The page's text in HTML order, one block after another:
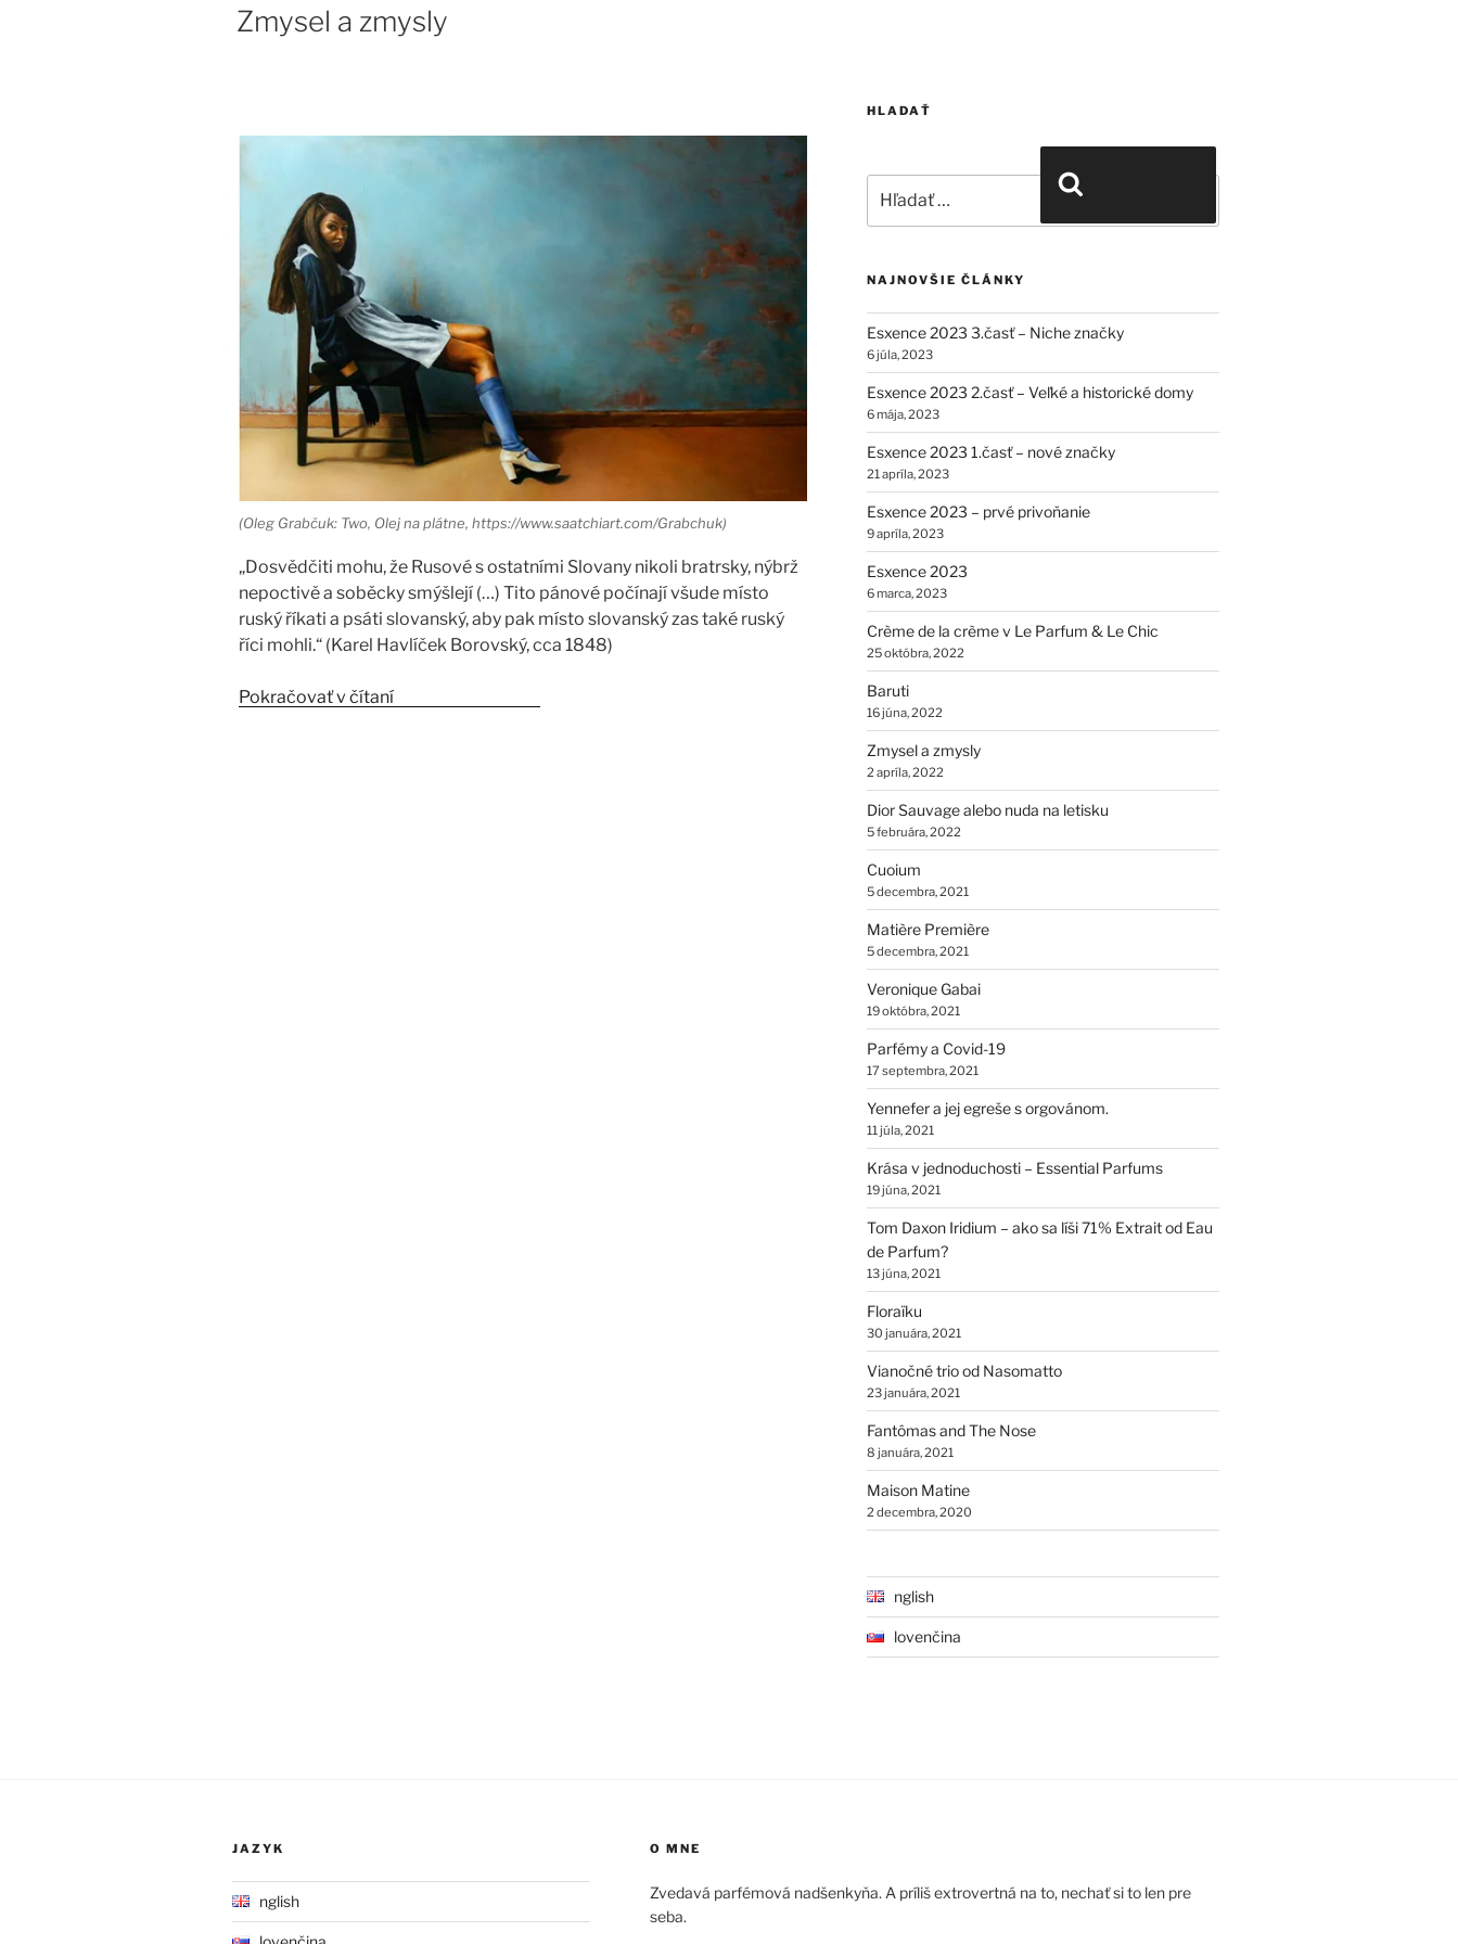
Zmysel a zmysly
(Oleg Grabčuk: Two, Olej na plátne, https://www.saatchiart.com/Grabchuk)
„Dosvědčiti mohu, že Rusové s ostatními Slovany nikoli bratrsky, nýbrž
nepoctivě a soběcky smýšlejí (…) Tito pánové počínají všude místo
ruský říkati a psáti slovanský, aby pak místo slovanský zas také ruský
říci mohli.“ (Karel Havlíček Borovský, cca 1848)
Pokračovať v čítaní
HLADAŤ
NAJNOVŠIE ČLÁNKY
Esxence 2023 3.časť – Niche značky
6 júla, 2023
Esxence 2023 2.časť – Veľké a historické domy
6 mája, 2023
Esxence 2023 1.časť – nové značky
21 apríla, 2023
Esxence 2023 – prvé privoňanie
9 apríla, 2023
Esxence 2023
6 marca, 2023
Crème de la crème v Le Parfum & Le Chic
25 októbra, 2022
Baruti
16 júna, 2022
Zmysel a zmysly
2 apríla, 2022
Dior Sauvage alebo nuda na letisku
5 februára, 2022
Cuoium
5 decembra, 2021
Matière Première
5 decembra, 2021
Veronique Gabai
19 októbra, 2021
Parfémy a Covid-19
17 septembra, 2021
Yennefer a jej egreše s orgovánom.
11 júla, 2021
Krása v jednoduchosti – Essential Parfums
19 júna, 2021
Tom Daxon Iridium – ako sa líši 71% Extrait od Eau
de Parfum?
13 júna, 2021
Floraïku
30 januára, 2021
Vianočné trio od Nasomatto
23 januára, 2021
Fantômas and The Nose
8 januára, 2021
Maison Matine
2 decembra, 2020
English
Slovenčina
JAZYK
English
O MNE
Zvedavá parfémová nadšenkyňa. A príliš extrovertná na to, nechať si to len pre
seba.